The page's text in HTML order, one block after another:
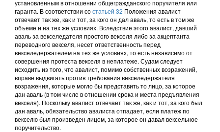
установленным в отношении общегражданского поручителя или
гаранта. В соответствии состатьей 32 Положения авалист
отвечает так же, как и тот, за кого он дал аваль, то есть в том же
объеме и на тех же условиях. Вследствие этого авалист, давший
аваль за векселедателя простого векселя либо за акцептанта
переводного векселя, несет ответственность перед
векселедержателем на тех же условиях, то есть независимо от
совершения протеста векселя в неплатеже. Судам следует
исходить из того, что авалист, помимо собственных возражений,
вправе выдвигать против требования векселедержателя
возражения, которые могло бы представить то лицо, за которое
дан аваль (в том числе в отношении срока и места предъявления
векселя). Поскольку авалист отвечает так же, как и тот, за кого был
дан аваль, обязательство авалиста отпадает, если платеж по
векселю был произведен лицом, за которое он давал вексельное
поручительство.